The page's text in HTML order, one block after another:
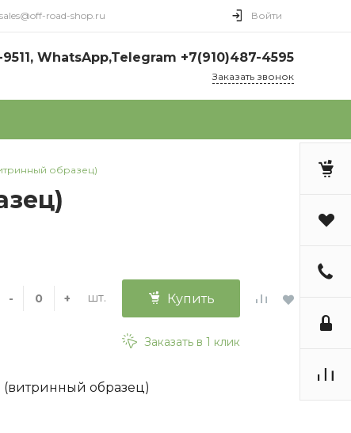
sales@off-road-shop.ru Войти
9511, WhatsApp,Telegram +7(910)487-4595
Заказать звонок
образец)
- + шт. Купить
Заказать в 1 клик
(витринный образец)